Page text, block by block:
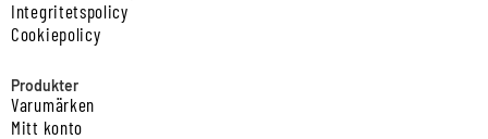
Integritetspolicy
Cookiepolicy
Produkter
Varumärken
Mitt konto